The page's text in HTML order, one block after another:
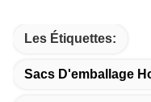
Les Étiquettes:
Sacs D'emballage